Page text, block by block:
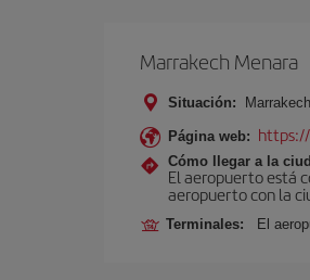
Marrakech Menara
Situación: Marrakech
Página web:
Cómo llegar a la
El aeropuerto está
aeropuerto con la
Terminales: El